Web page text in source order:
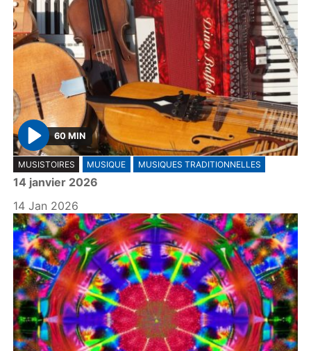
P
l
a
y
60 MIN
MUSISTOIRES MUSIQUE MUSIQUES TRADITIONNELLES
14 janvier 2026
14 Jan 2026